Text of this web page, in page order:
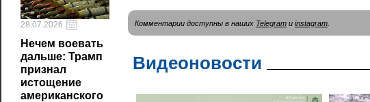
28.07.2026
Нечем воевать
дальше: Трамп
признал
истощение
американского
Комментарии доступны в наших Telegram и instagram
Видеоновости